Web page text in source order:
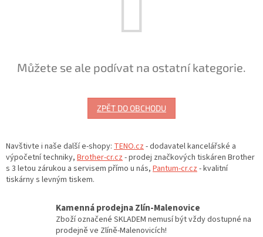
Můžete se ale podívat na ostatní kategorie.
ZPĚT DO OBCHODU
Navštivte i naše další e-shopy: TENO.cz - dodavatel kancelářské a
výpočetní techniky, Brother-cr.cz - prodej značkových tiskáren Brother
s 3 letou zárukou a servisem přímo u nás, Pantum-cr.cz - kvalitní
tiskárny s levným tiskem.
Kamenná prodejna Zlín-Malenovice
Zboží označené SKLADEM nemusí být vždy dostupné na
prodejně ve Zlíně-Malenovicích!